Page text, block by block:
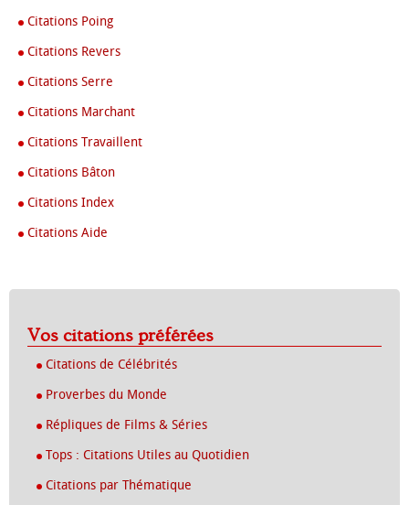
Citations Poing
Citations Revers
Citations Serre
Citations Marchant
Citations Travaillent
Citations Bâton
Citations Index
Citations Aide
Vos citations préférées
Citations de Célébrités
Proverbes du Monde
Répliques de Films & Séries
Tops : Citations Utiles au Quotidien
Citations par Thématique